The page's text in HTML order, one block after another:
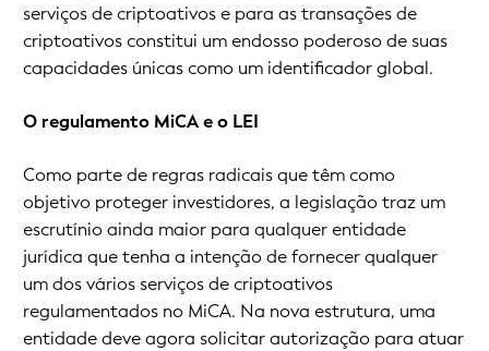
serviços de criptoativos e para as transações de
criptoativos constitui um endosso poderoso de suas
capacidades únicas como um identificador global.
O regulamento MiCA e o LEI
Como parte de regras radicais que têm como
objetivo proteger investidores, a legislação traz um
escrutínio ainda maior para qualquer entidade
jurídica que tenha a intenção de fornecer qualquer
um dos vários serviços de criptoativos
regulamentados no MiCA. Na nova estrutura, uma
entidade deve agora solicitar autorização para atuar